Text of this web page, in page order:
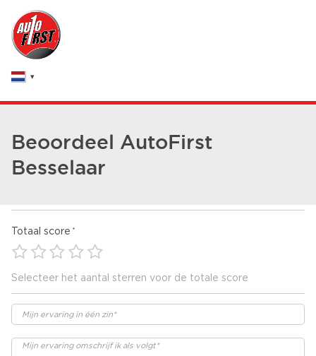
Beoordeel AutoFirst
Besselaar
Totaal score
Selecteer het aantal sterren voor de totale score